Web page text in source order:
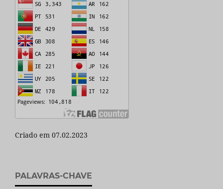
Criado em 07.02.2023
PALAVRAS-CHAVE